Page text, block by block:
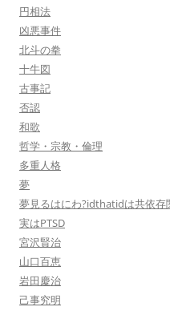
円相法
凶悪事件
北斗の拳
十牛図
古事記
否認
和歌
哲学・宗教・倫理
多重人格
夢
夢見るはにわ?idthatidは共依存
実はPTSD
宮沢賢治
山口百恵
岩田慶治
己事究明